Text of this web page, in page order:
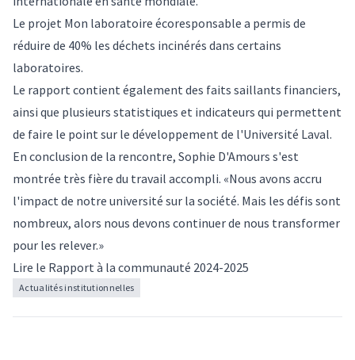
Le projet Mon laboratoire écoresponsable a permis de
réduire de 40% les déchets incinérés dans certains
laboratoires.
Le rapport contient également des faits saillants financiers,
ainsi que plusieurs statistiques et indicateurs qui permettent
de faire le point sur le développement de l'Université Laval.
En conclusion de la rencontre, Sophie D'Amours s'est
montrée très fière du travail accompli. «Nous avons accru
l'impact de notre université sur la société. Mais les défis sont
nombreux, alors nous devons continuer de nous transformer
pour les relever.»
Lire le Rapport à la communauté 2024-2025
Actualités institutionnelles